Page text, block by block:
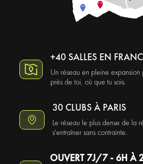
+40 SALLES EN
Un réseau en pleine expansion
près de toi, où que tu sois.
30 CLUBS À PARIS
Le réseau le plus dense de la
s'entraîner sans contrainte.
OUVERT 7J/7 - 6H À